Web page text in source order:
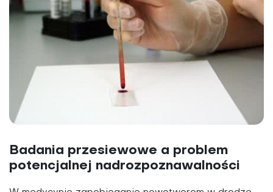
Badania przesiewowe a problem
potencjalnej nadrozpoznawalności